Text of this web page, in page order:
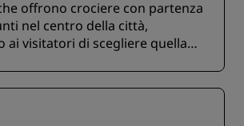
offrono crociere con partenza
nel centro della città,
ai visitatori di scegliere quella